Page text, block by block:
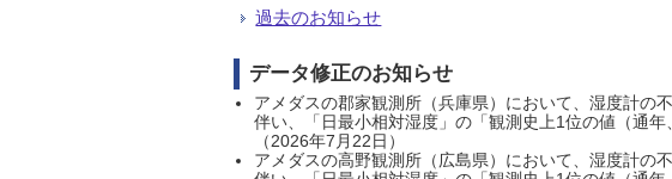
過去のお知らせ
データ修正のお知らせ
アメダスの郡家観測所（兵庫県）において、湿度計の
伴い、「日最小相対湿度」の「観測史上1位の値（通
（2026年7月22日）
アメダスの高野観測所（広島県）において、湿度計の